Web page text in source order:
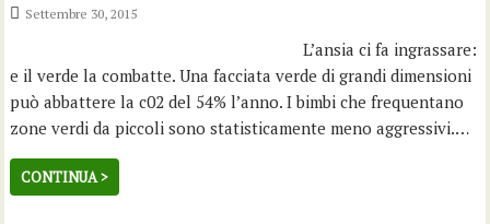
Settembre 30, 2015
L’ansia ci fa ingrassare:
e il verde la combatte. Una facciata verde di grandi dimensioni
può abbattere la c02 del 54% l’anno. I bimbi che frequentano
zone verdi da piccoli sono statisticamente meno aggressivi.…
CONTINUA >